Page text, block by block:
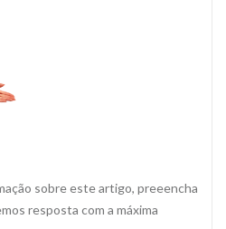
sobre este artigo, preeencha
resposta com a máxima